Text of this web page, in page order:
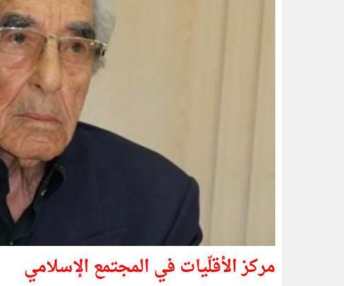
مركز الأقلّيات في المجتمع الإسلامي